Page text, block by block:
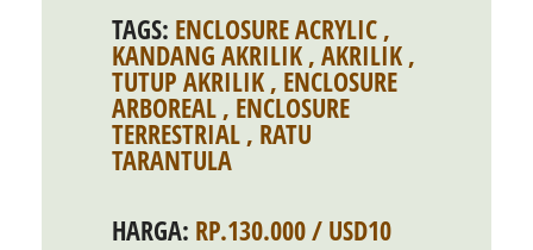
TAGS: ENCLOSURE ACRYLIC ,
KANDANG AKRILIK , AKRILIK ,
TUTUP AKRILIK , ENCLOSURE
ARBOREAL , ENCLOSURE
TERRESTRIAL , RATU
TARANTULA
HARGA: RP.130.000 / USD10